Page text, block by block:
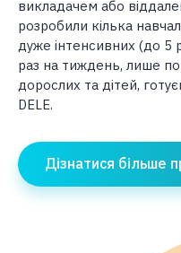
викладачем або
розробили кілька
дуже інтенсивних (до 5
раз на тиждень, лише
дорослих та дітей,
DELE.
Дізнатися більше